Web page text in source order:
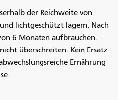
der Reichweite von
lichtgeschützt lagern. Nach
6 Monaten aufbrauchen.
überschreiten. Kein Ersatz
Ernährung